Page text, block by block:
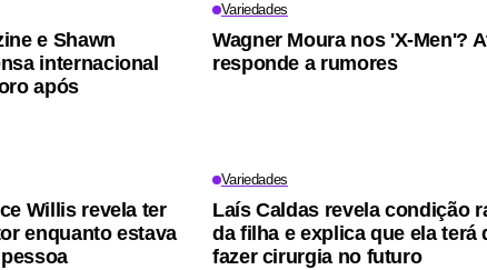
e Shawn
internacional
após
Variedades
Wagner Moura nos 'X-Men'?
responde a rumores
Willis revela ter
enquanto estava
Variedades
Laís Caldas revela condição
da filha e explica que ela terá
fazer cirurgia no futuro